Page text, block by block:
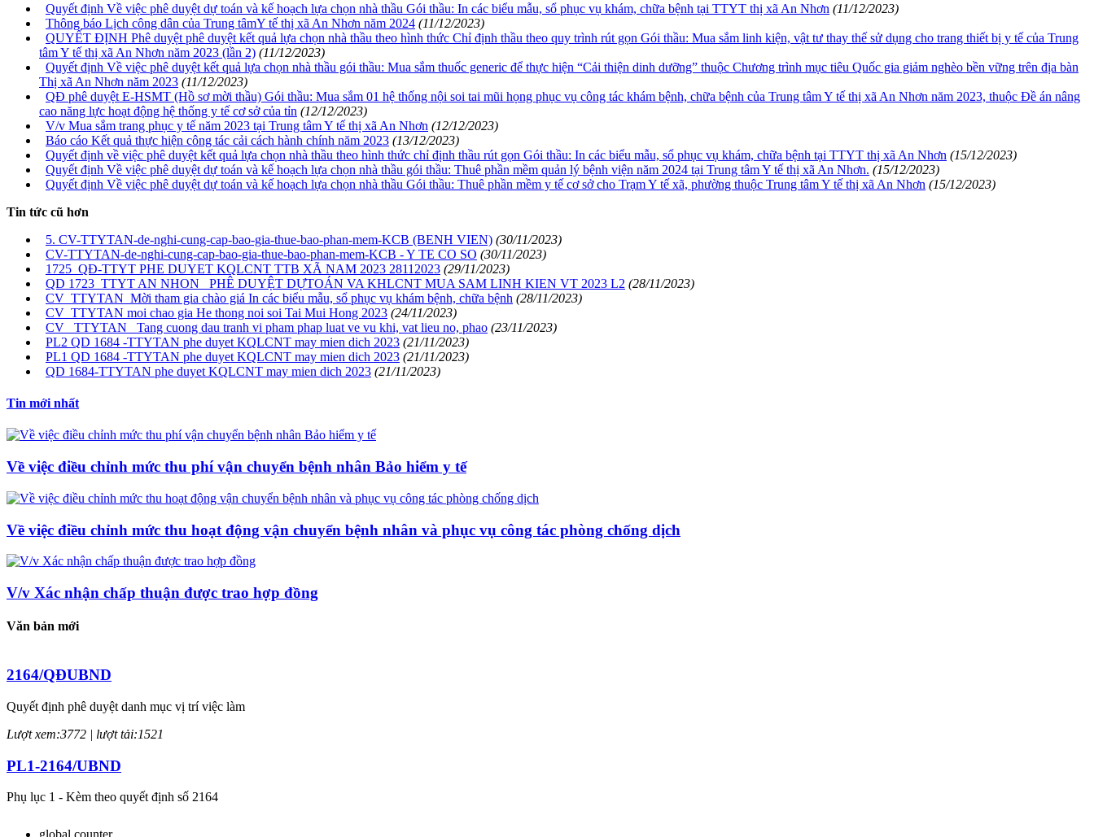
Quyết định Về việc phê duyệt dự toán và kế hoạch lựa chọn nhà thầu Gói thầu: In các biểu mẫu, sổ phục vụ khám, chữa bệnh tại TTYT thị xã An Nhơn (11/12/2023)
Thông báo Lịch công dân của Trung tâmY tế thị xã An Nhơn năm 2024 (11/12/2023)
QUYẾT ĐỊNH Phê duyệt phê duyệt kết quả lựa chọn nhà thầu theo hình thức Chỉ định thầu theo quy trình rút gọn Gói thầu: Mua sắm linh kiện, vật tư thay thế sử dụng cho trang thiết bị y tế của Trung
tâm Y tế thị xã An Nhơn năm 2023 (lần 2) (11/12/2023)
Quyết định Về việc phê duyệt kết quả lựa chọn nhà thầu gói thầu: Mua sắm thuốc generic để thực hiện “Cải thiện dinh dưỡng” thuộc Chương trình mục tiêu Quốc gia giảm nghèo bền vững trên địa bàn
Thị xã An Nhơn năm 2023 (11/12/2023)
QĐ phê duyệt E-HSMT (Hồ sơ mời thầu) Gói thầu: Mua sắm 01 hệ thống nội soi tai mũi họng phục vụ công tác khám bệnh, chữa bệnh của Trung tâm Y tế thị xã An Nhơn năm 2023, thuộc Đề án nâng
cao năng lực hoạt động hệ thống y tế cơ sở của tỉn (12/12/2023)
V/v Mua sắm trang phục y tế năm 2023 tại Trung tâm Y tế thị xã An Nhơn (12/12/2023)
Báo cáo Kết quả thực hiện công tác cải cách hành chính năm 2023 (13/12/2023)
Quyết định về việc phê duyệt kết quả lựa chọn nhà thầu theo hình thức chỉ định thầu rút gọn Gói thầu: In các biểu mẫu, sổ phục vụ khám, chữa bệnh tại TTYT thị xã An Nhơn (15/12/2023)
Quyết định Về việc phê duyệt dự toán và kế hoạch lựa chọn nhà thầu gói thầu: Thuê phần mềm quản lý bệnh viện năm 2024 tại Trung tâm Y tế thị xã An Nhơn. (15/12/2023)
Quyết định Về việc phê duyệt dự toán và kế hoạch lựa chọn nhà thầu Gói thầu: Thuê phần mềm y tế cơ sở cho Trạm Y tế xã, phường thuộc Trung tâm Y tế thị xã An Nhơn (15/12/2023)
Tin tức cũ hơn
5. CV-TTYTAN-de-nghi-cung-cap-bao-gia-thue-bao-phan-mem-KCB (BENH VIEN) (30/11/2023)
CV-TTYTAN-de-nghi-cung-cap-bao-gia-thue-bao-phan-mem-KCB - Y TE CO SO (30/11/2023)
1725_QĐ-TTYT PHE DUYET KQLCNT TTB XÃ NAM 2023 28112023 (29/11/2023)
QD 1723_TTYT AN NHON_ PHÊ DUYỆT DỰTOÁN VA KHLCNT MUA SAM LINH KIEN VT 2023 L2 (28/11/2023)
CV_TTYTAN_Mời tham gia chào giá In các biểu mẫu, sổ phục vụ khám bệnh, chữa bệnh (28/11/2023)
CV_TTYTAN moi chao gia He thong noi soi Tai Mui Hong 2023 (24/11/2023)
CV_ TTYTAN_ Tang cuong dau tranh vi pham phap luat ve vu khi, vat lieu no, phao (23/11/2023)
PL2 QD 1684 -TTYTAN phe duyet KQLCNT may mien dich 2023 (21/11/2023)
PL1 QD 1684 -TTYTAN phe duyet KQLCNT may mien dich 2023 (21/11/2023)
QD 1684-TTYTAN phe duyet KQLCNT may mien dich 2023 (21/11/2023)
Tin mới nhất
Về việc điều chỉnh mức thu phí vận chuyển bệnh nhân Bảo hiểm y tế
Về việc điều chỉnh mức thu hoạt động vận chuyển bệnh nhân và phục vụ công tác phòng chống dịch
V/v Xác nhận chấp thuận được trao hợp đồng
Văn bản mới
2164/QĐUBND
Quyết định phê duyệt danh mục vị trí việc làm
Lượt xem:3772 | lượt tải:1521
PL1-2164/UBND
Phụ lục 1 - Kèm theo quyết định số 2164
global counter